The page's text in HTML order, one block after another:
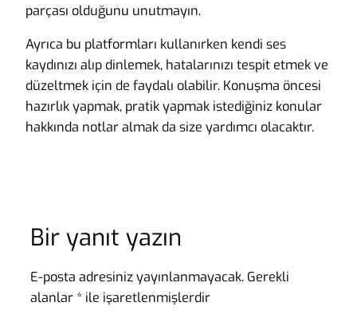
parçası olduğunu unutmayın.
Ayrıca bu platformları kullanırken kendi ses
kaydınızı alıp dinlemek, hatalarınızı tespit etmek ve
düzeltmek için de faydalı olabilir. Konuşma öncesi
hazırlık yapmak, pratik yapmak istediğiniz konular
hakkında notlar almak da size yardımcı olacaktır.
Bir yanıt yazın
E-posta adresiniz yayınlanmayacak. Gerekli
alanlar * ile işaretlenmişlerdir